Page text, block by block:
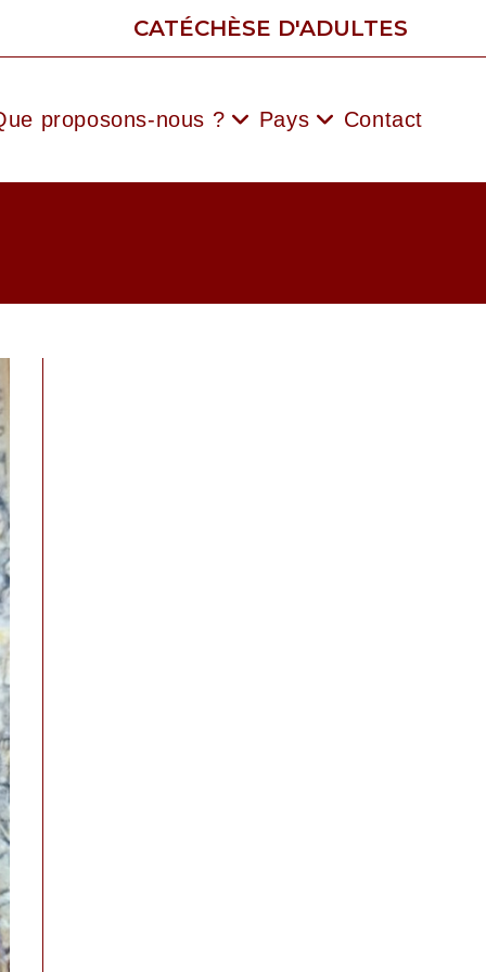
CATÉCHÈSE D'ADULTES
proposons-nous ? Pays Contact